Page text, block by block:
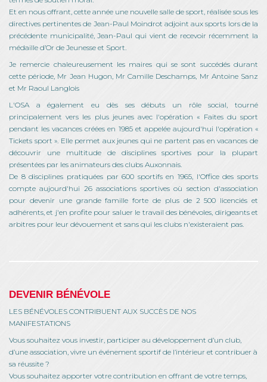
Et en nous offrant, cette année une nouvelle salle de sport, réalisée sous les
directives pertinentes de Jean-Paul Moindrot adjoint aux sports lors de la
précédente municipalité, Jean-Paul qui vient de recevoir récemment la
médaille d’Or de Jeunesse et Sport.
Je remercie chaleureusement les maires qui se sont succédés durant
cette période, Mr Jean Hugon, Mr Camille Deschamps, Mr Antoine Sanz
et Mr Raoul Langlois
L'OSA a également eu dès ses débuts un rôle social, tourné
principalement vers les plus jeunes avec l'opération « Faites du sport
pendant les vacances créées en 1985 et appelée aujourd'hui l'opération «
Tickets sport ». Elle permet aux jeunes qui ne partent pas en vacances de
découvrir une multitude de disciplines sportives pour la plupart
présentées par les animateurs des clubs Auxonnais.
De 8 disciplines pratiquées par 600 sportifs en 1965, l'Office des sports
compte aujourd'hui 26 associations sportives où section d'association
pour devenir une grande famille forte de plus de 2 500 licenciés et
adhérents, et j'en profite pour saluer le travail des bénévoles, dirigeants et
arbitres pour leur dévouement et sans qui les clubs n'existeraient pas.
DEVENIR BÉNÉVOLE
LES BÉNÉVOLES CONTRIBUENT AUX SUCCÈS DE NOS
MANIFESTATIONS
Vous souhaitez vous investir, participer au développement d’un club,
d’une association, vivre un événement sportif de l’intérieur et contribuer à
sa réussite ?
Vous souhaitez apporter votre contribution en offrant de votre temps,